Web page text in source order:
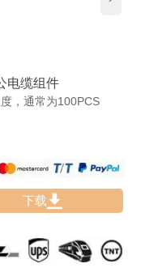
电缆组件
，通常为100PCS
下载